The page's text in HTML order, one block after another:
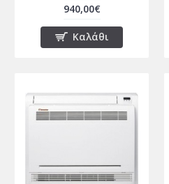
940,00€
Καλάθι